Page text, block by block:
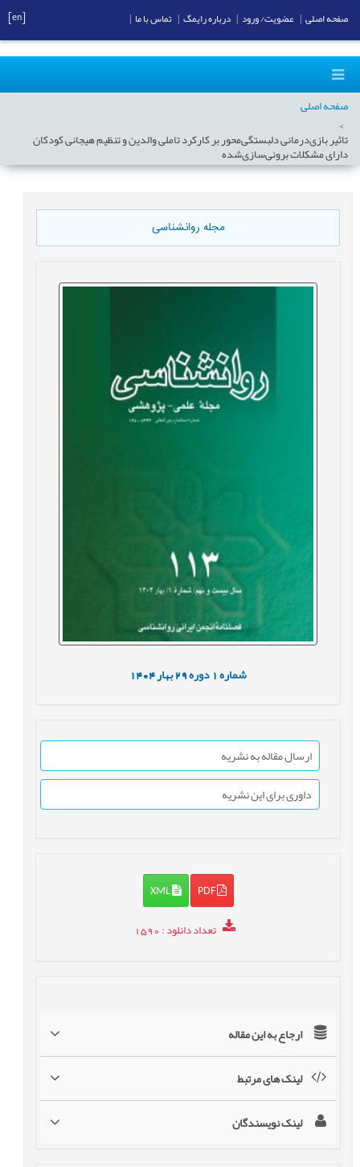
صفحه اصلی
تاثیر بازی‌درمانی دلبستگی‌محور بر کارکرد ‌تاملی ‌والدین و تنظیم‌ هیجانی کودکان
دارای مشکلات برونی‌سازی‌شده
مجله روانشناسی
شماره1 دوره29 بهار1404
ارسال مقاله به نشریه
داوری برای این نشریه
PDF
XML
تعداد دانلود: 1590
ارجاع به این مقاله
لینک های مرتبط
لینک نویسندگان
صفحه اصلی عضویت/ ورود درباره رایمگ تماس با ما